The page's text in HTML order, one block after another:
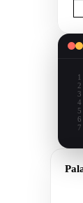
1
2
3
4
5
6
7